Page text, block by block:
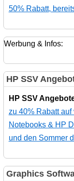
50% Rabatt,
Werbung & Infos:
HP SSV
HP SSV
zu 40% Rabatt
Notebooks & HP
und den Sommer
Graphics